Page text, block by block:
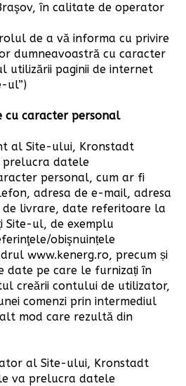
în calitate de operator
de a vă informa cu privire
dumneavoastră cu caracter
utilizării paginii de internet
ul”)
cu caracter personal
al Site-ului, Kronstadt
prelucra datele
personal, cum ar fi
adresa de e-mail, adresa
livrare, date referitoare la
Site-ul, de exemplu
obişnuințele
www.kenerg.ro, precum și
date pe care le furnizați în
creării contului de utilizator,
comenzi prin intermediul
mod care rezultă din
al Site-ului, Kronstadt
va prelucra datele